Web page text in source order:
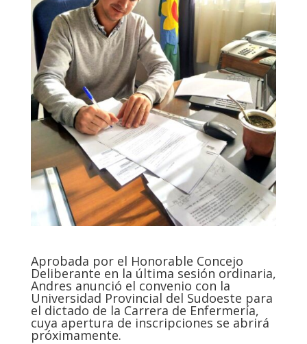
Aprobada por el Honorable Concejo
Deliberante en la última sesión ordinaria,
Andres anunció el convenio con la
Universidad Provincial del Sudoeste para
el dictado de la Carrera de Enfermería,
cuya apertura de inscripciones se abrirá
próximamente.